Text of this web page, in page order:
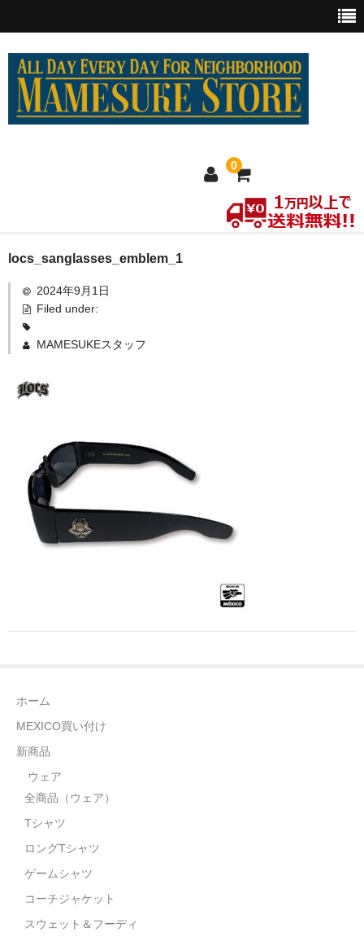
0
ホーム
MEXICO買い付け
新商品
全商品（ウェア）
ロングTシャツ
ゲームシャツ
コーチジャケット
ヘッドギア
ORIGINAL
STILL 90’s
Brown Pride
全商品（ORIGINAL）
ハニーカムトライプ
locs_sanglasses_emblem_1
2024年9月1日
Filed under:
MAMESUKEスタッフ
ホーム
MEXICO買い付け
新商品
ウェア
全商品（ウェア）
Tシャツ
ロングTシャツ
ゲームシャツ
コーチジャケット
スウェット＆フーディ